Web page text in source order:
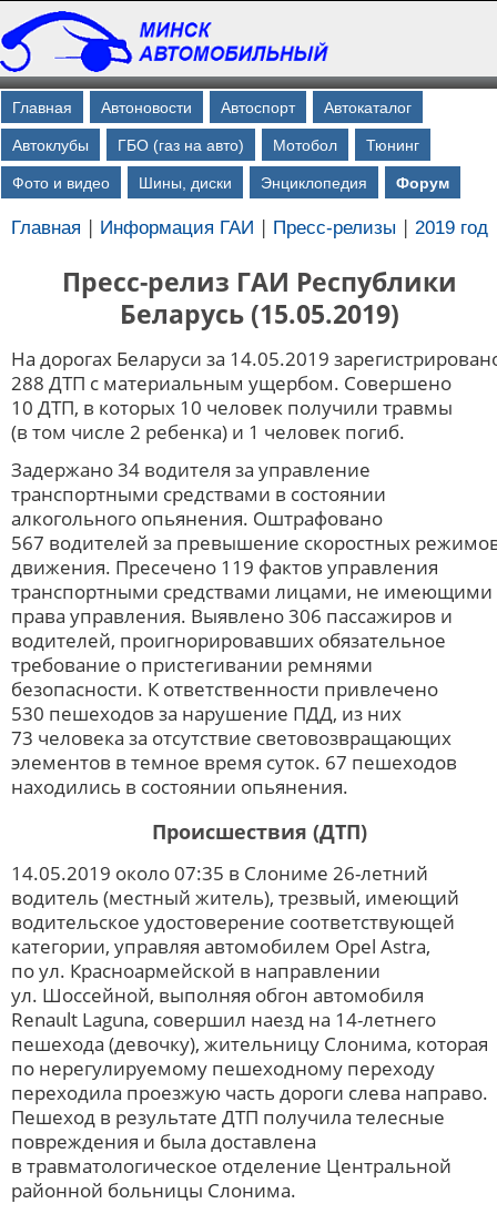
Главная Автоновости Автоспорт Автокаталог
Автоклубы ГБО (газ на авто) Мотобол Тюнинг
Фото и видео Шины, диски Энциклопедия Форум
Главная | Информация ГАИ | Пресс-релизы | 2019 год
Пресс-релиз ГАИ Республики
Беларусь (15.05.2019)
На дорогах Беларуси за 14.05.2019
288 ДТП с материальным ущербом. Совершено
10 ДТП, в которых 10 человек получили травмы
(в том числе 2 ребенка) и 1 человек погиб.
Задержано 34 водителя за управление
транспортными средствами в состоянии
алкогольного опьянения. Оштрафовано
567 водителей за превышение скоростных
движения. Пресечено 119 фактов управления
транспортными средствами лицами, не имеющими
права управления. Выявлено 306 пассажиров и
водителей, проигнорировавших обязательное
требование о пристегивании ремнями
безопасности. К ответственности привлечено
530 пешеходов за нарушение ПДД, из них
73 человека за отсутствие световозвращающих
элементов в темное время суток. 67 пешеходов
находились в состоянии опьянения.
Происшествия (ДТП)
14.05.2019 около 07:35 в Слониме 26-летний
водитель (местный житель), трезвый, имеющий
водительское удостоверение соответствующей
категории, управляя автомобилем Opel Astra,
по ул. Красноармейской в направлении
ул. Шоссейной, выполняя обгон автомобиля
Renault Laguna, совершил наезд на 14-летнего
пешехода (девочку), жительницу Слонима, которая
по нерегулируемому пешеходному переходу
переходила проезжую часть дороги слева направо.
Пешеход в результате ДТП получила телесные
повреждения и была доставлена
в травматологическое отделение Центральной
районной больницы Слонима.